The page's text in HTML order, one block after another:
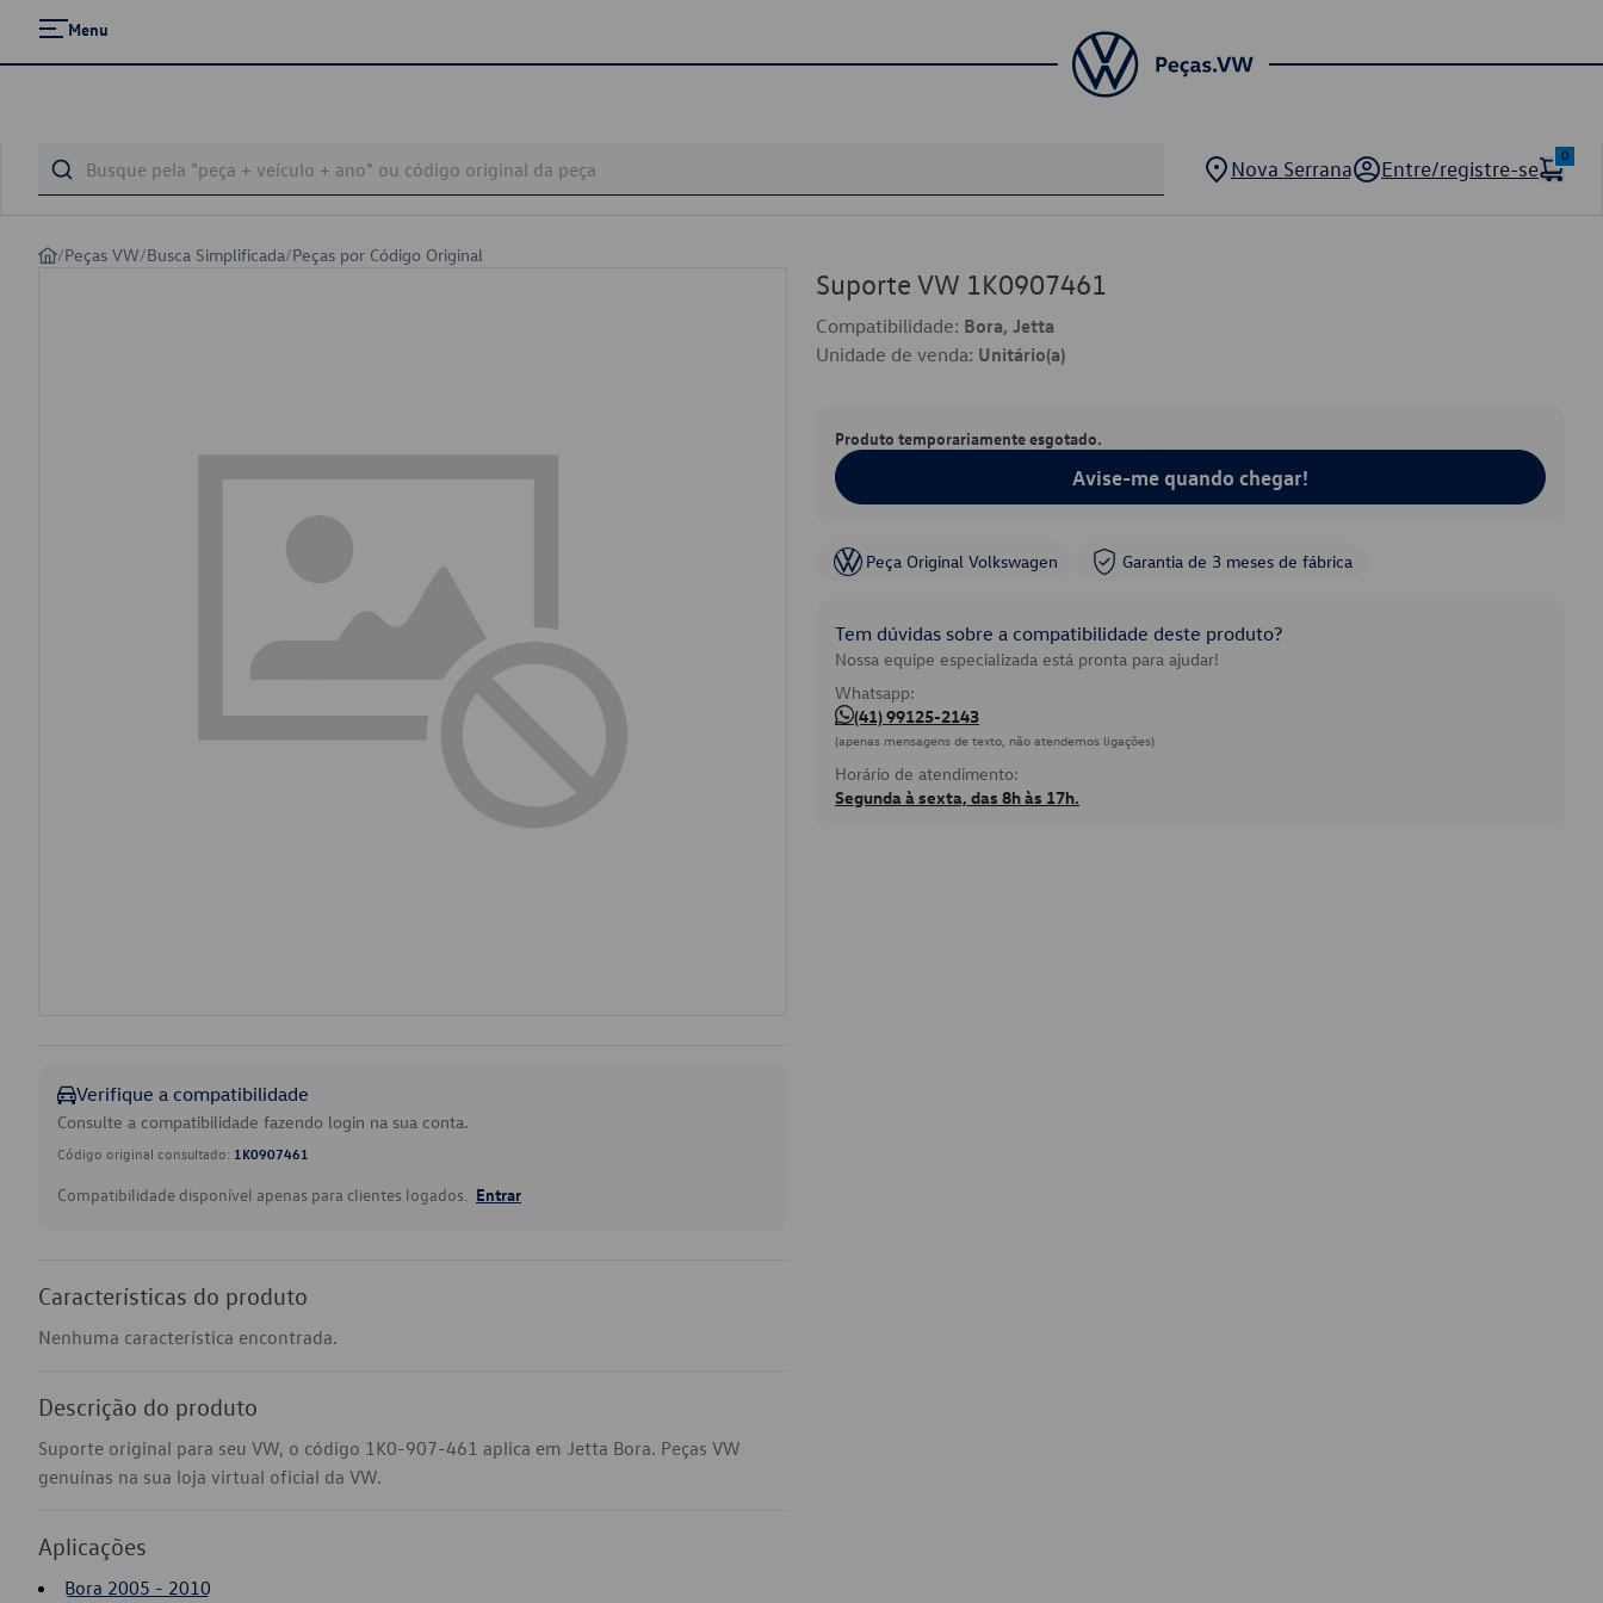
Menu
Nova Serrana Entre/registre-se
0
/Peças VW/Busca Simplificada/Peças por Código Original
Verifique a compatibilidade
Consulte a compatibilidade fazendo login na sua conta.
Código original consultado: 1K0907461
Compatibilidade disponível apenas para clientes logados. Entrar
Características do produto
Nenhuma característica encontrada.
Descrição do produto
Suporte original para seu VW, o código 1K0-907-461 aplica em Jetta Bora. Peças VW
genuínas na sua loja virtual oficial da VW.
Aplicações
Bora 2005 - 2010
Suporte VW 1K0907461
Compatibilidade: Bora, Jetta
Unidade de venda: Unitário(a)
Produto temporariamente esgotado.
Avise-me quando chegar!
Peça Original Volkswagen Garantia de 3 meses de fábrica
Tem dúvidas sobre a compatibilidade deste produto?
Nossa equipe especializada está pronta para ajudar!
Whatsapp:
(41) 99125-2143
(apenas mensagens de texto, não atendemos ligações)
Horário de atendimento:
Segunda à sexta, das 8h às 17h.